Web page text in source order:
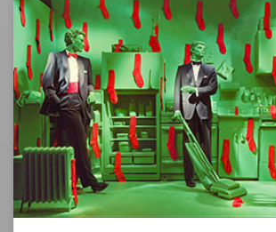
Fiche élaborée dans le cadre de la continuité
vous approprier en changeant la formulation, les
des capacités et des références de vos élèves.
élèves que ce plan de travail est à effectuer en
chaque jour pour élaborer petit à petit une […]